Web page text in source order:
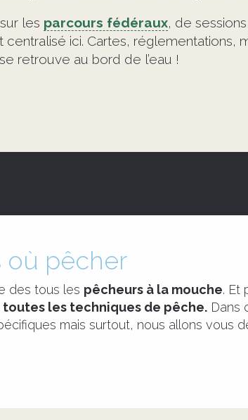
les parcours fédéraux, de
ici. Cartes, réglementations,
retrouve au bord de l’eau !
où pêcher
des tous les pêcheurs à la mouche. Et
toutes les techniques de pêche. Dans
mais surtout, nous allons vous